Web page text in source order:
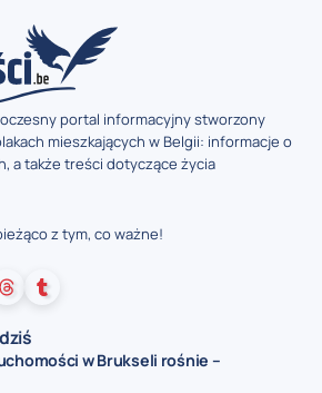
portal informacyjny stworzony
mieszkających w Belgii: informacje o
a także treści dotyczące życia
z tym, co ważne!
w Brukseli rośnie –